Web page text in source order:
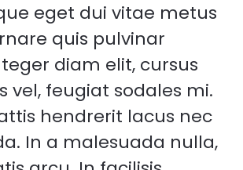
eget dui vitae metus
quis pulvinar
diam elit, cursus
vel, feugiat sodales mi.
hendrerit lacus nec
In a malesuada nulla,